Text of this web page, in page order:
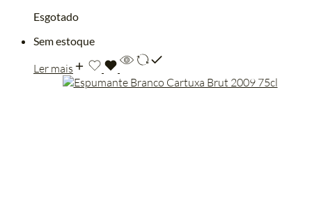
Esgotado
Sem estoque
Ler mais